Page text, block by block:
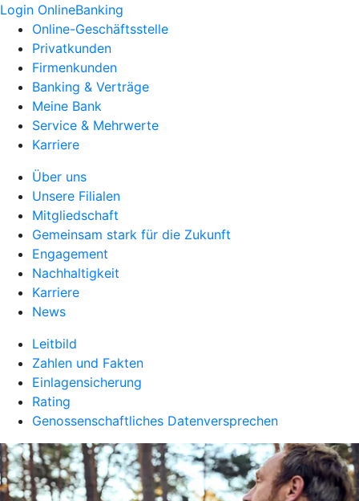
Login OnlineBanking
Online-Geschäftsstelle
Privatkunden
Firmenkunden
Banking & Verträge
Meine Bank
Service & Mehrwerte
Karriere
Über uns
Unsere Filialen
Mitgliedschaft
Gemeinsam stark für die Zukunft
Engagement
Nachhaltigkeit
Karriere
News
Leitbild
Zahlen und Fakten
Einlagensicherung
Rating
Genossenschaftliches Datenversprechen